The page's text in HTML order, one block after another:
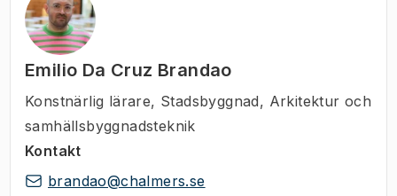
Emilio Da Cruz Brandao
Konstnärlig lärare, Stadsbyggnad, Arkitektur och
samhällsbyggnadsteknik
Kontakt
brandao@chalmers.se